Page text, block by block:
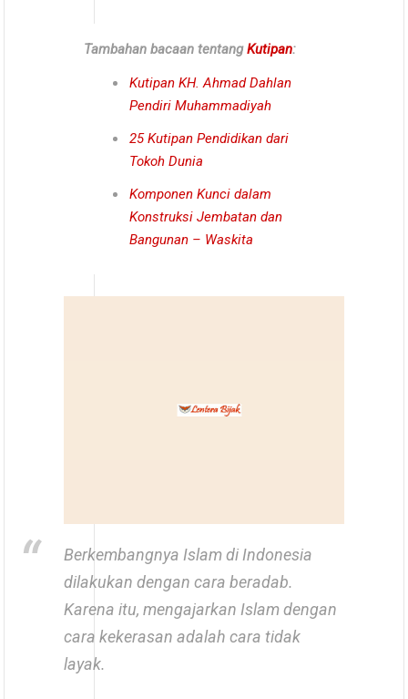
Tambahan bacaan tentangKutipan:
Kutipan KH. Ahmad Dahlan
Pendiri Muhammadiyah
25 Kutipan Pendidikan dari
Tokoh Dunia
Komponen Kunci dalam
Konstruksi Jembatan dan
Bangunan – Waskita
Berkembangnya Islam di Indonesia
dilakukan dengan cara beradab.
Karena itu, mengajarkan Islam dengan
cara kekerasan adalah cara tidak
layak.